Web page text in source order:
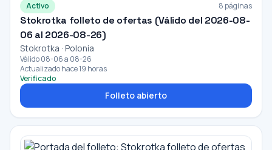
Activo 8 páginas
Stokrotka folleto de ofertas (Válido del 2026-08-
06 al 2026-08-26)
Stokrotka · Polonia
Válido 08-06 a 08-26
Actualizado hace 19 horas
Verificado
Folleto abierto